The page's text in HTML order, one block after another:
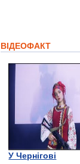
ВІДЕОФАКТ
У Чернігові